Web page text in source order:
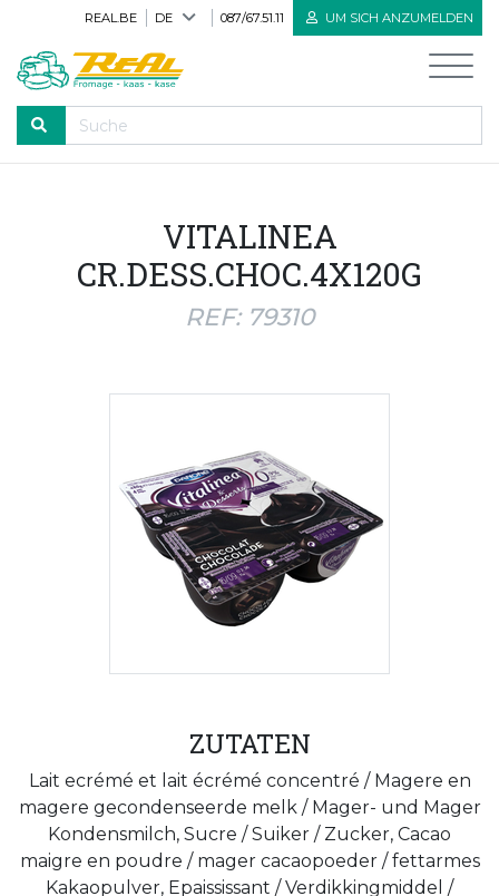
REAL.BE DE 087/67.51.11 UM SICH ANZUMELDEN
Willkommen
Alle Produkte
Neue Produkte
VITALINEA
CR.DESS.CHOC.4X120G
REF: 79310
ZUTATEN
Lait ecrémé et lait écrémé concentré / Magere en
magere gecondenseerde melk / Mager- und Mager
Kondensmilch, Sucre / Suiker / Zucker, Cacao
maigre en poudre / mager cacaopoeder / fettarmes
Kakaopulver, Epaississant / Verdikkingmiddel /